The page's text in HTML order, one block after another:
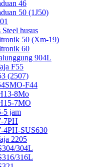
46
50 (1J50)
Steel husus
50 (Xm-19)
60
904L
F55
(2507)
F44
8Mo
7MO
5 jam
7PH
4PH-SUS630
2205
304L
316L